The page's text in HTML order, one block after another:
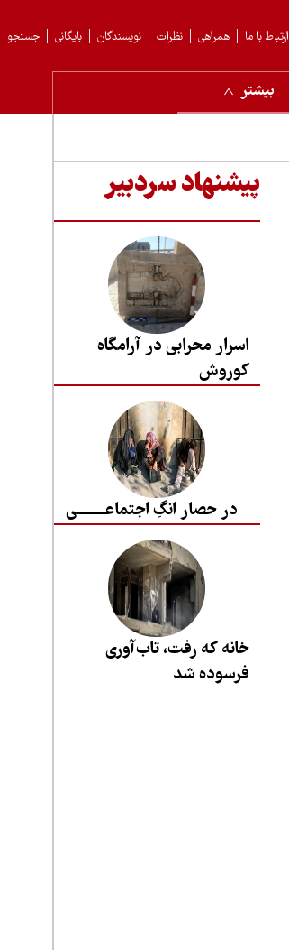
جستجو بایگانی نویسندگان نظرات همراهی ارتباط با ما
بیشتر
پیشنهاد سردبیر
اسرار محرابی در آرامگاه
کوروش
در حصار انگِ اجتماعــــــــی
خانه که رفت، تاب‌آوری
فرسوده شد